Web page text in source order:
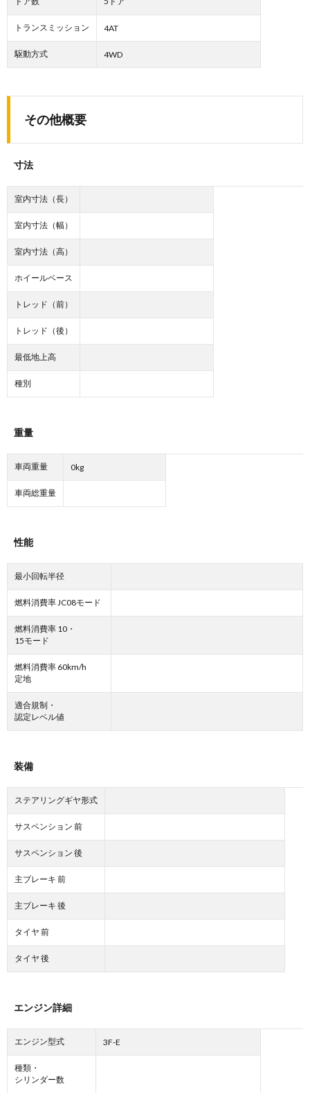
トランスミッション 4AT
駆動方式 4WD
その他概要
寸法
室内寸法（長）
室内寸法（幅）
室内寸法（高）
ホイールベース
トレッド（前）
トレッド（後）
最低地上高
種別
重量
車両重量 0kg
車両総重量
性能
最小回転半径
燃料消費率 JC08モード
燃料消費率 10・
15モード
燃料消費率 60km/h
定地
適合規制・
認定レベル値
装備
ステアリングギヤ形式
サスペンション 前
サスペンション 後
主ブレーキ 前
主ブレーキ 後
タイヤ 前
タイヤ 後
エンジン詳細
エンジン型式 3F-E
種類・
シリンダー数